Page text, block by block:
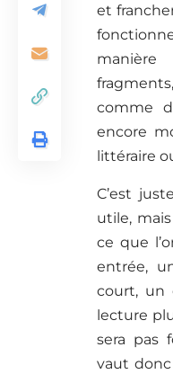
et
comme
encore
littéraire
C’est
utile,
ce que
entrée,
court, un
lecture
sera pas
vaut